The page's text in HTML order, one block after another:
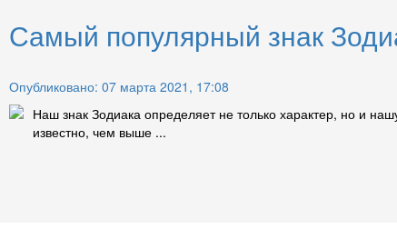
Самый популярный знак
Опубликовано: 07 марта 2021, 17:08
Наш знак Зодиака определяет не только характер, но и
известно, чем выше ...